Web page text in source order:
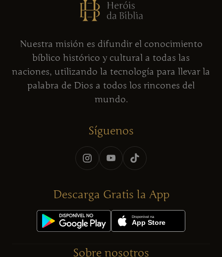
Nuestra misión es difundir el conocimiento
bíblico histórico y cultural a todas las
naciones, utilizando la tecnología para llevar la
palabra de Dios a todos los rincones del
mundo.
Síguenos
Descarga Gratis la App
Sobre nosotros